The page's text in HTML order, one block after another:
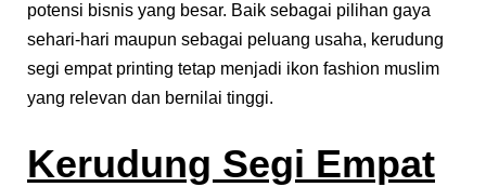
potensi bisnis yang besar. Baik sebagai pilihan gaya
sehari-hari maupun sebagai peluang usaha, kerudung
segi empat printing tetap menjadi ikon fashion muslim
yang relevan dan bernilai tinggi.
Kerudung Segi Empat